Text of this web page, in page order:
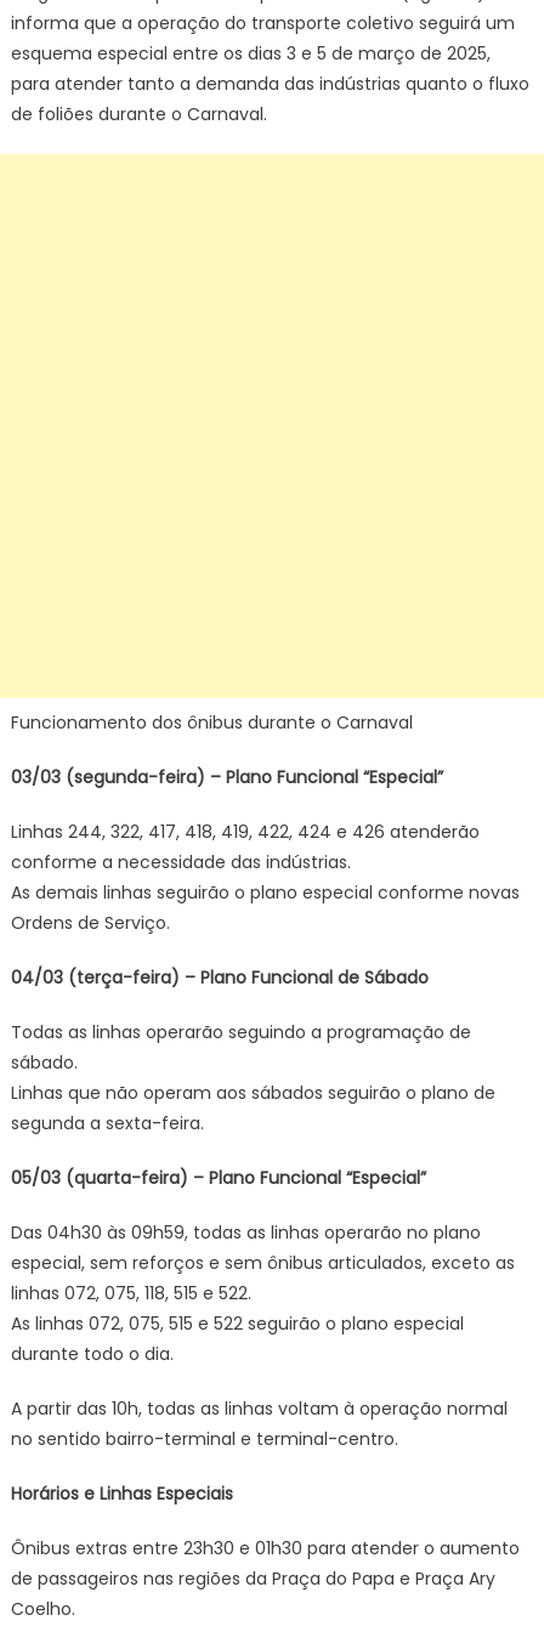
informa que a operação do transporte coletivo seguirá um
esquema especial entre os dias 3 e 5 de março de 2025,
para atender tanto a demanda das indústrias quanto o fluxo
de foliões durante o Carnaval.
Funcionamento dos ônibus durante o Carnaval
03/03 (segunda-feira) – Plano Funcional “Especial”
Linhas 244, 322, 417, 418, 419, 422, 424 e 426 atenderão
conforme a necessidade das indústrias.
As demais linhas seguirão o plano especial conforme novas
Ordens de Serviço.
04/03 (terça-feira) – Plano Funcional de Sábado
Todas as linhas operarão seguindo a programação de
sábado.
Linhas que não operam aos sábados seguirão o plano de
segunda a sexta-feira.
05/03 (quarta-feira) – Plano Funcional “Especial”
Das 04h30 às 09h59, todas as linhas operarão no plano
especial, sem reforços e sem ônibus articulados, exceto as
linhas 072, 075, 118, 515 e 522.
As linhas 072, 075, 515 e 522 seguirão o plano especial
durante todo o dia.
A partir das 10h, todas as linhas voltam à operação normal
no sentido bairro-terminal e terminal-centro.
Horários e Linhas Especiais
Ônibus extras entre 23h30 e 01h30 para atender o aumento
de passageiros nas regiões da Praça do Papa e Praça Ary
Coelho.